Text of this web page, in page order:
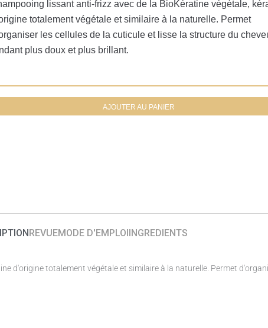
lissant anti-frizz avec de la BioKératine végétale,
totalement végétale et similaire à la naturelle. Permet
les cellules de la cuticule et lisse la structure du
plus doux et plus brillant.
AJOUTER AU PANIER
REVUEMODE D'EMPLOIINGREDIENTS
d'origine totalement végétale et similaire à la naturelle. Permet